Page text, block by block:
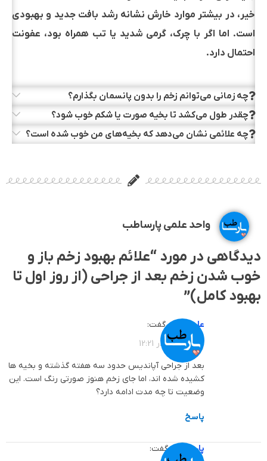
خیر، در بیشتر موارد خارش نشانه رشد بافت جدید و بهبودی
است. اما اگر با چرک، گرمی شدید یا تب همراه بود، عفونت
احتمال دارد.
چه زمانی می‌توانم زخم را بدون پانسمان بگذارم؟
چقدر طول می‌کشد تا بخیه صورت یا شکم خوب شود؟
چه علائمی نشان می‌دهد که بخیه‌های من خوب شده است؟
واحد علمی پارساطب
دیدگاهی در مورد “علائم بهبود زخم باز و
خوب شدن زخم بعد از جراحی (از روز اول تا
بهبود کامل)”
علی کرمی گفت:
1405-03-16 در 12:21
بعد از جراحی آپاندیس حدود سه هفته گذشته و بخیه ها
کشیده شده اند، اما جای زخم هنوز صورتی رنگ است. این
وضعیت تا چه مدت ادامه دارد؟
پاسخ
پارساطب گفت: